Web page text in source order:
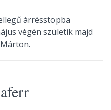
árrésstopba
végén születik majd